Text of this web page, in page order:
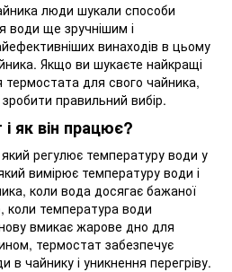
люди шукали способи
води ще зручнішим і
винаходів в цьому
Якщо ви шукаєте найкращі
термостата для свого чайника,
правильний вибір.
як він працює?
регулює температуру води у
вимірює температуру води і
коли вода досягає бажаної
коли температура води
вмикає жарове дно для
термостат забезпечує
в чайнику і уникнення перегріву.